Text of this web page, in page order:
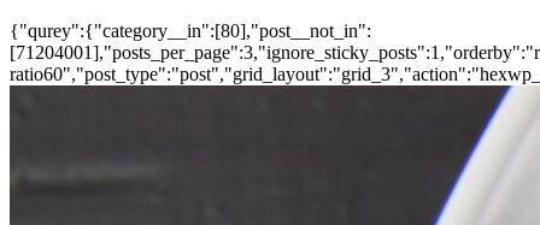
{"qurey":{"category__in":[80],"post__not_in":